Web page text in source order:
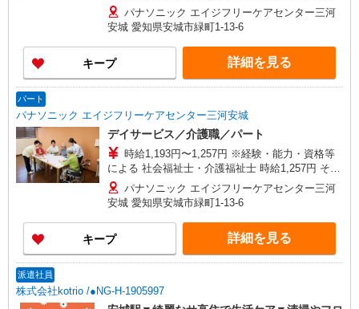
1,270円 介護福祉士 時給1,333円 ※サービス提供8
件目以降〜1,000円/件 手当あり ※一律処遇改善加
算含む 〇時間外勤務手当 〇土日祝勤務手当 〇無
事故無違反表彰金 〇年末年始勤務手当
パナソニック エイジフリーケアセンター三河
安城 愛知県安城市緑町1-13-6
キープ 詳細を見る
パート
パナソニック エイジフリーケアセンター三河安城
デイサービス／介護職／パート
時給1,193円〜1,257円 ※経験・能力・資格等
による 社会福祉士・介護福祉士 時給1,257円 その
他資格 時給1,193円 ※一律処遇改善加算含む 〇時
間外勤務手当 〇土日祝勤務手当 〇無事故無違反表
彰金 〇年末年始勤務手当
パナソニック エイジフリーケアセンター三河
安城 愛知県安城市緑町1-13-6
キープ 詳細を見る
派遣社員
株式会社kotrio /●NG-H-1905997